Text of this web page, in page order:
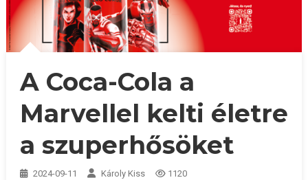
A Coca-Cola a
Marvellel kelti életre
a szuperhősöket
2024-09-11 Károly Kiss 1120